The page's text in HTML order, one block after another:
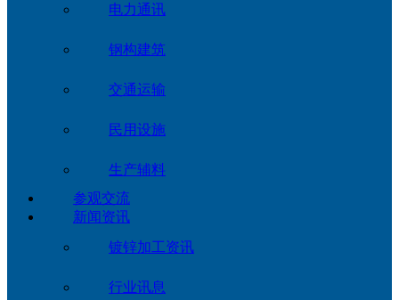
电力通讯
钢构建筑
交通运输
民用设施
生产辅料
参观交流
新闻资讯
镀锌加工资讯
行业讯息